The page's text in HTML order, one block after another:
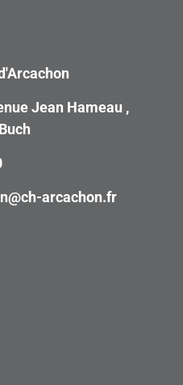
Jean Hameau ,
arcachon.fr